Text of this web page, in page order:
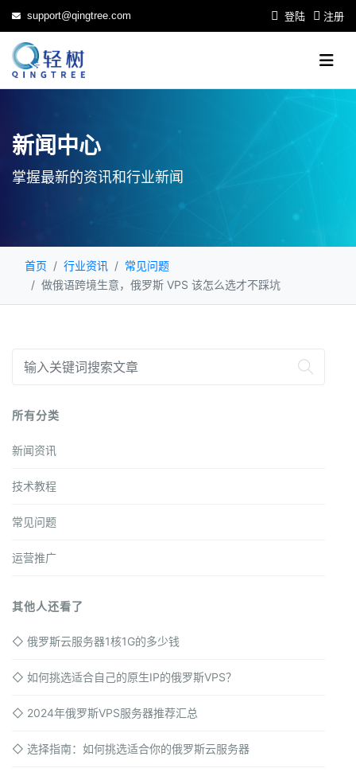
support@qingtree.com 登陆 注册
新闻中心
掌握最新的资讯和行业新闻
首页 行业资讯
常见问题
做俄语跨境生意，俄罗斯 VPS 该怎么选才不踩坑
所有分类
新闻资讯
技术教程
常见问题
运营推广
其他人还看了
◇ 俄罗斯云服务器1核1G的多少钱
◇ 如何挑选适合自己的原生IP的俄罗斯VPS？
◇ 2024年俄罗斯VPS服务器推荐汇总
◇ 选择指南：如何挑选适合你的俄罗斯云服务器